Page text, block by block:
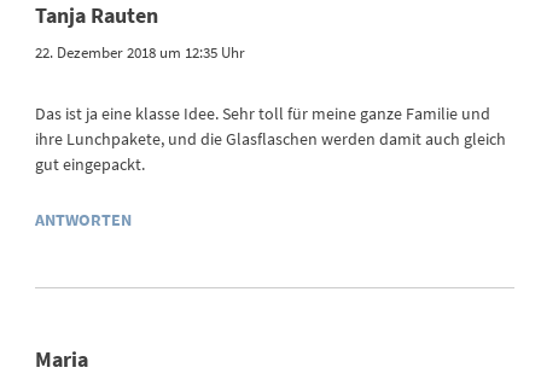
Tanja Rauten
22. Dezember 2018 um 12:35 Uhr
Das ist ja eine klasse Idee. Sehr toll für meine ganze Familie und
ihre Lunchpakete, und die Glasflaschen werden damit auch gleich
gut eingepackt.
ANTWORTEN
Maria